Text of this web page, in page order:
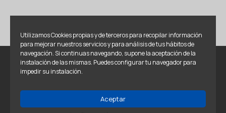
Utilizamos Cookies propias y de terceros para recopilar información
para mejorar nuestros servicios y para análisis de tus hábitos de
navegación. Si continuas navegando, supone la aceptación de la
instalación de las mismas. Puedes configurar tu navegador para
impedir su instalación.
Aceptar
Newsletter
Suscríbete ahora para estar al tanto de todas nuestras
novedades y no perderte ninguna de nuestras promociones